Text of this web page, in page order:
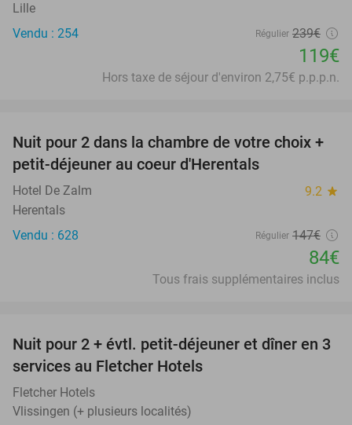
Lille
Vendu : 254
Régulier 239€
119€
Hors taxe de séjour d'environ 2,75€ p.p.p.n.
43%
Nuit pour 2 dans la chambre de votre choix +
petit-déjeuner au coeur d'Herentals
Hotel De Zalm 9.2 star
Herentals
Vendu : 628
Régulier 147€
84€
Tous frais supplémentaires inclus
Nuit pour 2 + évtl. petit-déjeuner et dîner en 3
services au Fletcher Hotels
Fletcher Hotels
Vlissingen (+ plusieurs localités)